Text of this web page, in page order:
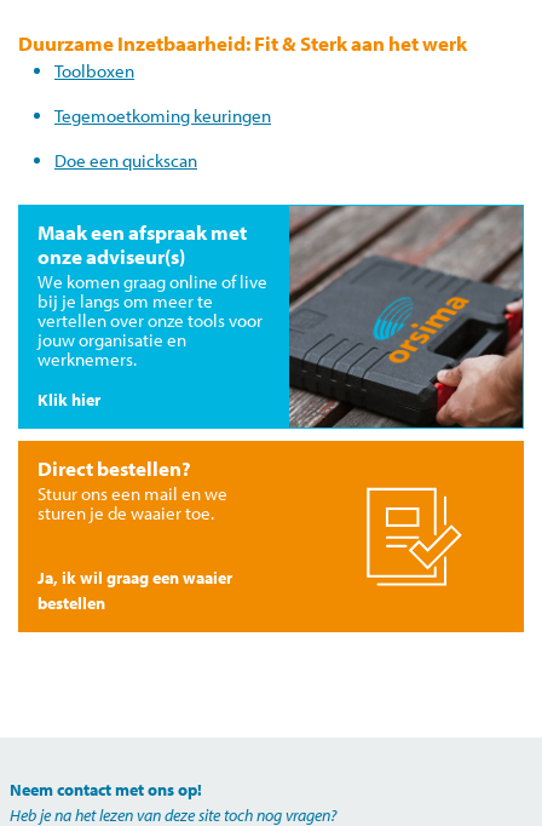
Duurzame Inzetbaarheid: Fit & Sterk aan het werk
Toolboxen
Tegemoetkoming keuringen
Doe een quickscan
Maak een afspraak met
onze adviseur(s)
We komen graag online of live
bij je langs om meer te
vertellen over onze tools voor
jouw organisatie en
werknemers.
Klik hier
Direct bestellen?
Stuur ons een mail en we
sturen je de waaier toe.
Ja, ik wil graag een waaier
bestellen
Neem contact met ons op!
Heb je na het lezen van deze site toch nog vragen?